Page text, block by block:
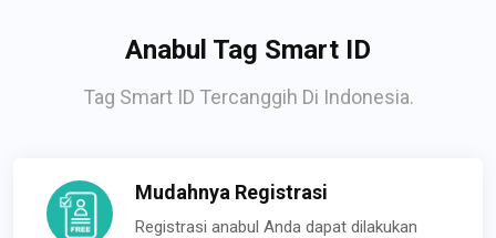
Anabul Tag Smart ID
Tag Smart ID Tercanggih Di Indonesia.
Mudahnya Registrasi
Registrasi anabul Anda dapat dilakukan